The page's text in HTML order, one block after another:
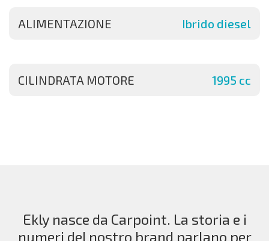
ALIMENTAZIONE Ibrido diesel
CILINDRATA MOTORE 1995 cc
Ekly nasce da Carpoint. La storia e i
numeri del nostro brand parlano per